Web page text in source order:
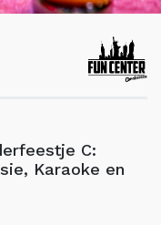
C:
Karaoke en